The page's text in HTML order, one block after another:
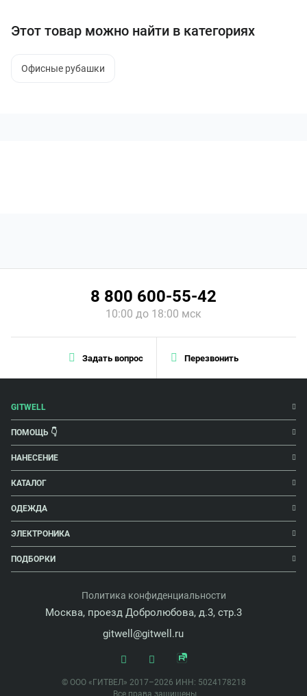
Этот товар можно найти в категориях
Офисные рубашки
Задать вопрос Перезвонить
8 800 600-55-42
10:00 до 18:00 мск
GITWELL
ПОМОЩЬ 👇
НАНЕСЕНИЕ
КАТАЛОГ
ОДЕЖДА
ЭЛЕКТРОНИКА
ПОДБОРКИ
Политика конфиденциальности
Москва, проезд Добролюбова, д.3, стр.3
gitwell@gitwell.ru
© ООО «ГИТВЕЛ» 2017–2026 ИНН: 5024178218
Все права защищены